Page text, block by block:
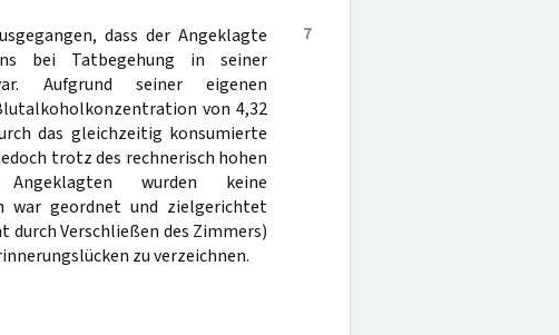
7
dass der Angeklagte
bei Tatbegehung in seiner
Aufgrund seiner eigenen
von 4,32
das gleichzeitig konsumierte
trotz des rechnerisch hohen
wurden keine
war geordnet und zielgerichtet
durch Verschließen des Zimmers)
zu verzeichnen.